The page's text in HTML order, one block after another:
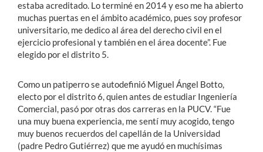
estaba acreditado. Lo terminé en 2014 y eso me ha abierto
muchas puertas en el ámbito académico, pues soy profesor
universitario, me dedico al área del derecho civil en el
ejercicio profesional y también en el área docente”. Fue
elegido por el distrito 5.
Como un patiperro se autodefinió Miguel Ángel Botto,
electo por el distrito 6, quien antes de estudiar Ingeniería
Comercial, pasó por otras dos carreras en la PUCV. “Fue
una muy buena experiencia, me sentí muy acogido, tengo
muy buenos recuerdos del capellán de la Universidad
(padre Pedro Gutiérrez) que me ayudó en muchísimas